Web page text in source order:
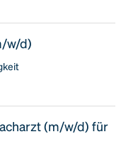
w/d)
(m/w/d) für